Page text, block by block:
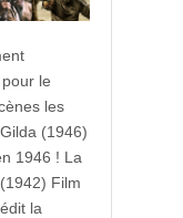
le
les
(1946)
1946 ! La
Film
la